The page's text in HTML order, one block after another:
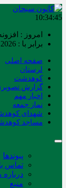
10:34:46
امروز :
برابر با : Sunday - 9 August - 2026
صفحه اصلی
لرستان
کوهدشت
گزارش
اخبار مهم
نماز جمعه
شهدای
مساجد
پیوندها
تماس
درباره
منبع